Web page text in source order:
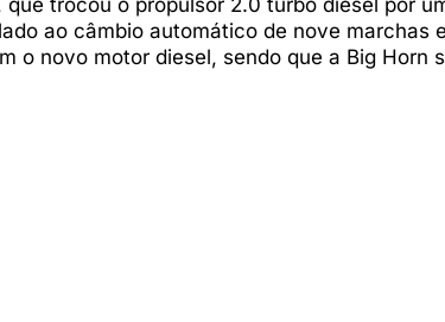
trocou o propulsor 2.0 turbo diesel por
ao câmbio automático de nove marchas
o novo motor diesel, sendo que a Big Horn